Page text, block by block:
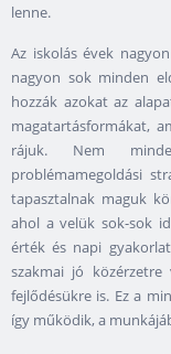
lenne.
Az iskolás évek
nagyon sok minden
hozzák azokat az
magatartásformákat,
rájuk. Nem
problémamegoldási
tapasztalnak maguk
ahol a velük sok-sok
érték és napi
szakmai jó
fejlődésükre is. Ez a
így működik, a